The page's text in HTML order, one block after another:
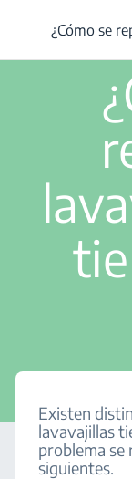
¿Cómo se
Existen
lavavajillas
problema se
siguientes.